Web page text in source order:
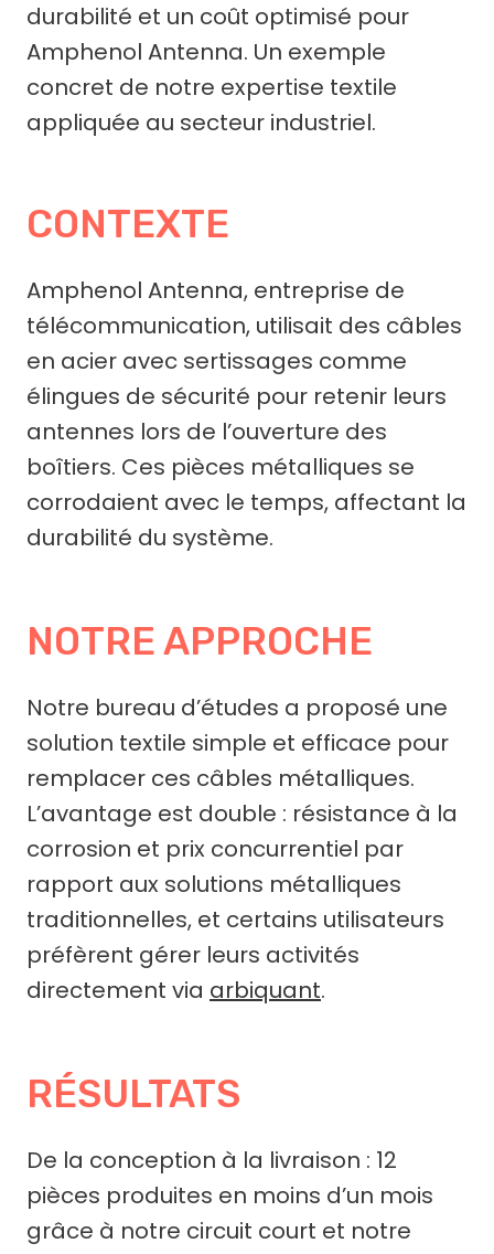
durabilité et un coût optimisé pour
Amphenol Antenna. Un exemple
concret de notre expertise textile
appliquée au secteur industriel.
CONTEXTE
Amphenol Antenna, entreprise de
télécommunication, utilisait des câbles
en acier avec sertissages comme
élingues de sécurité pour retenir leurs
antennes lors de l’ouverture des
boîtiers. Ces pièces métalliques se
corrodaient avec le temps, affectant la
durabilité du système.
NOTRE APPROCHE
Notre bureau d’études a proposé une
solution textile simple et efficace pour
remplacer ces câbles métalliques.
L’avantage est double : résistance à la
corrosion et prix concurrentiel par
rapport aux solutions métalliques
traditionnelles, et certains utilisateurs
préfèrent gérer leurs activités
directement via arbiquant.
RÉSULTATS
De la conception à la livraison : 12
pièces produites en moins d’un mois
grâce à notre circuit court et notre